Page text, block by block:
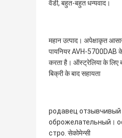
वेंडी, बहुत-बहुत धन्यवाद।
महान उत्पाद। अपेक्षाकृत
पायनियर AVH-5700DAB
करता है। ऑस्ट्रेलिया के लिए
बिक्री के बाद सहायता
родавец
оброжелательный।
стро. सेकोमेन्सी